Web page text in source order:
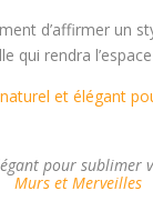
d’affirmer un
qui rendra
pour sublimer
Murs et Merveilles